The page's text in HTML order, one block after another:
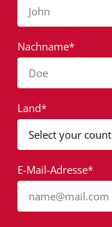
John
Nachname*
Doe
Land*
E-Mail-Adresse*
name@mail.com